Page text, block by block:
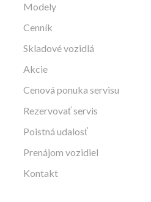
Modely
Cenník
Skladové vozidlá
Akcie
Cenová ponuka servisu
Rezervovať servis
Poistná udalosť
Prenájom vozidiel
Kontakt